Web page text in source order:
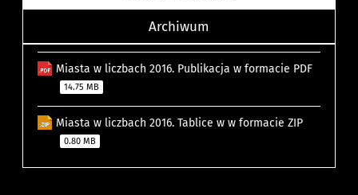
Archiwum
Miasta w liczbach 2016. Publikacja w formacie PDF
14.75 MB
Miasta w liczbach 2016. Tablice w w formacie ZIP
0.80 MB